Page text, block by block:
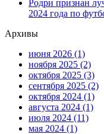
Родри признан
2024 года по
Архивы
июня 2026 (1)
ноября 2025 (2)
октября 2025 (3)
сентября 2025 (2)
октября 2024 (1)
августа 2024 (1)
июля 2024 (11)
мая 2024 (1)